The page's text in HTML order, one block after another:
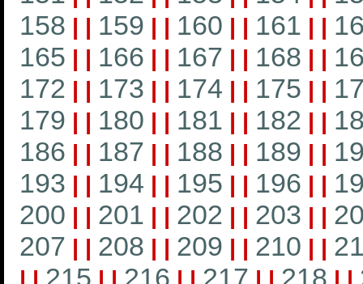
158 | | 159 | | 160 | | 161 | |
165 | | 166 | | 167 | | 168 | |
172 | | 173 | | 174 | | 175 | |
179 | | 180 | | 181 | | 182 | |
186 | | 187 | | 188 | | 189 | |
193 | | 194 | | 195 | | 196 | |
200 | | 201 | | 202 | | 203 | |
207 | | 208 | | 209 | | 210 | |
215 216 217 218